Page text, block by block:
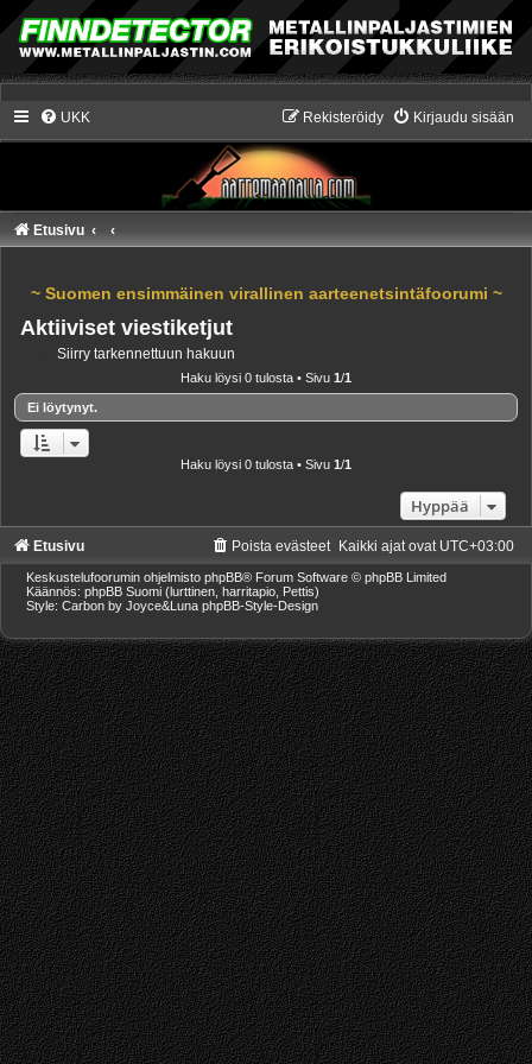
UKK Kirjaudu sisään
Rekisteröidy
Etusivu
~ Suomen ensimmäinen virallinen aarteenetsintäfoorumi ~
Aktiiviset viestiketjut
Siirry tarkennettuun hakuun
Haku löysi 0 tulosta • Sivu 1/1
Ei löytynyt.
Haku löysi 0 tulosta • Sivu 1/1
Hyppää
Etusivu Kaikki ajat ovat UTC+03:00
Poista evästeet
Keskustelufoorumin ohjelmisto phpBB® Forum Software © phpBB Limited
Käännös: phpBB Suomi (lurttinen, harritapio, Pettis)
Style: Carbon by Joyce&Luna phpBB-Style-Design